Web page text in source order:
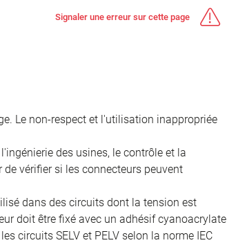
Signaler une erreur sur cette page
Le non-respect et l'utilisation inappropriée
des usines, le contrôle et la
vérifier si les connecteurs peuvent
dans des circuits dont la tension est
doit être fixé avec un adhésif cyanoacrylate
circuits SELV et PELV selon la norme IEC